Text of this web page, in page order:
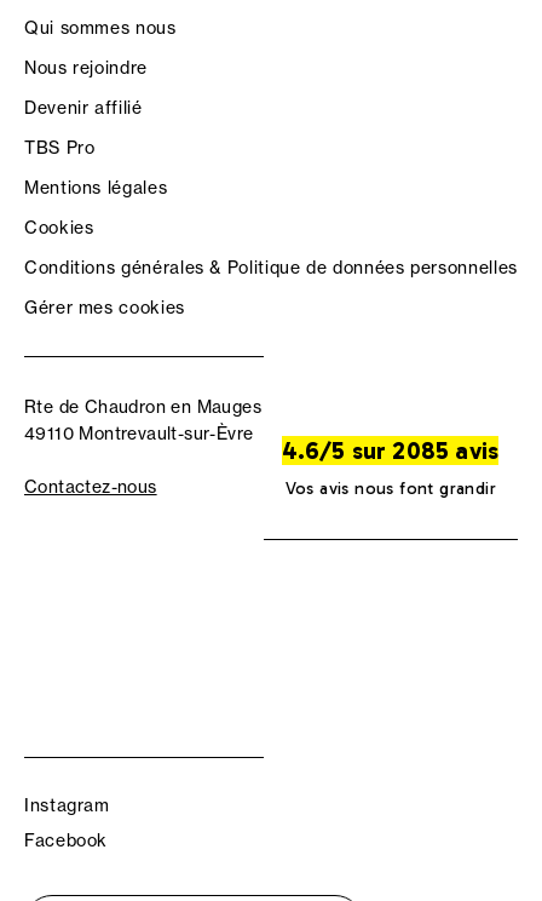
Qui sommes nous
Nous rejoindre
Devenir affilié
TBS Pro
Mentions légales
Cookies
Conditions générales & Politique de données personnelles
Gérer mes cookies
Rte de Chaudron en Mauges
49110 Montrevault-sur-Èvre
Contactez-nous
4.6/5 sur 2085 avis
Vos avis nous font grandir
Instagram
Facebook